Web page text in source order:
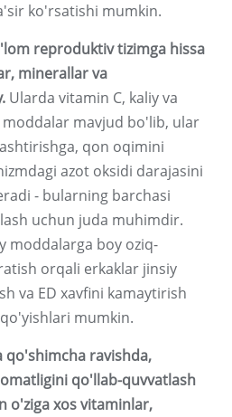
ko'rsatishi mumkin.
reproduktiv tizimga hissa
minerallar va
Ularda vitamin C, kaliy va
mavjud bo'lib, ular
qon oqimini
azot oksidi darajasini
- bularning barchasi
uchun juda muhimdir.
moddalarga boy oziq-
orqali erkaklar jinsiy
va ED xavfini kamaytirish
mumkin.
qo'shimcha ravishda,
qo'llab-quvvatlash
o'ziga xos vitaminlar,